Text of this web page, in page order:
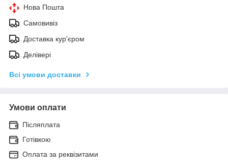
Нова Пошта
Самовивіз
Доставка кур'єром
Делівері
Всі умови доставки
Умови оплати
Післяплата
Готівкою
Оплата за реквізитами